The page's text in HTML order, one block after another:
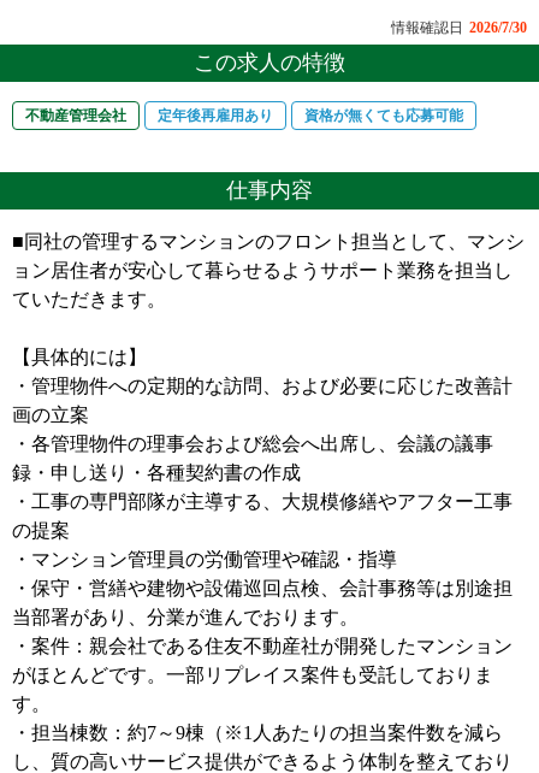
情報確認日 2026/7/30
この求人の特徴
不動産管理会社 定年後再雇用あり 資格が無くても応募可能
仕事内容
■同社の管理するマンションのフロント担当として、マンシ
ョン居住者が安心して暮らせるようサポート業務を担当し
ていただきます。
【具体的には】
・管理物件への定期的な訪問、および必要に応じた改善計
画の立案
・各管理物件の理事会および総会へ出席し、会議の議事
録・申し送り・各種契約書の作成
・工事の専門部隊が主導する、大規模修繕やアフター工事
の提案
・マンション管理員の労働管理や確認・指導
・保守・営繕や建物や設備巡回点検、会計事務等は別途担
当部署があり、分業が進んでおります。
・案件：親会社である住友不動産社が開発したマンション
がほとんどです。一部リプレイス案件も受託しておりま
す。
・担当棟数：約7～9棟（※1人あたりの担当案件数を減ら
し、質の高いサービス提供ができるよう体制を整えており